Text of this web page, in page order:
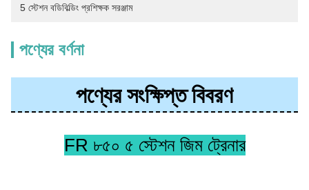
5 স্টেশন বডিবিল্ডিং প্রশিক্ষক সরঞ্জাম
পণ্যের বর্ণনা
পণ্যের সংক্ষিপ্ত বিবরণ
FR ৮৫০ ৫ স্টেশন জিম ট্রেনার